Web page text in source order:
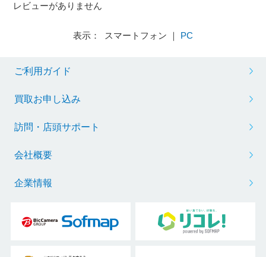
レビューがありません
表示： スマートフォン ｜ PC
ご利用ガイド
買取お申し込み
訪問・店頭サポート
会社概要
企業情報